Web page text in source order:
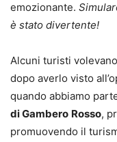
emozionante.
è stato divertente!
Alcuni turisti
dopo averlo visto
quando abbiamo
di Gambero Rosso,
promuovendo il